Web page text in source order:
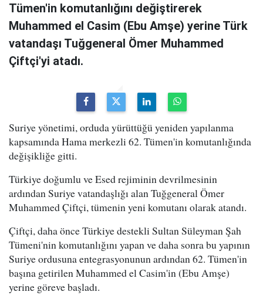
Tümen'in komutanlığını değiştirerek
Muhammed el Casim (Ebu Amşe) yerine Türk
vatandaşı Tuğgeneral Ömer Muhammed
Çiftçi'yi atadı.
Suriye yönetimi, orduda yürüttüğü yeniden yapılanma
kapsamında Hama merkezli 62. Tümen'in komutanlığında
değişikliğe gitti.
Türkiye doğumlu ve Esed rejiminin devrilmesinin
ardından Suriye vatandaşlığı alan Tuğgeneral Ömer
Muhammed Çiftçi, tümenin yeni komutanı olarak atandı.
Çiftçi, daha önce Türkiye destekli Sultan Süleyman Şah
Tümeni'nin komutanlığını yapan ve daha sonra bu yapının
Suriye ordusuna entegrasyonunun ardından 62. Tümen'in
başına getirilen Muhammed el Casim'in (Ebu Amşe)
yerine göreve başladı.